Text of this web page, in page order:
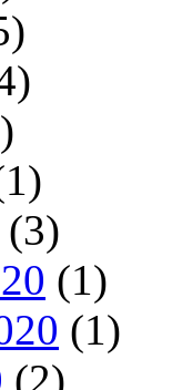
(3)
(1)
(1)
(2)